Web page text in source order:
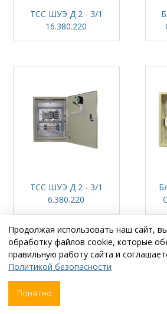
ТСС ШУЭ Д 2 - 3/1
16.380.220
ТСС ШУЭ Д 2 - 3/1
6.380.220
Продолжая использовать наш сайт,
обработку файлов cookie, которые
правильную работу сайта и
Политикой безопасности
Понятно